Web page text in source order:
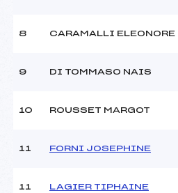
Ouvreurs B :
Neige :
8 CARAMALLI ELEONORE
9 DI TOMMASO NAIS
10 ROUSSET MARGOT
11 FORNI JOSEPHINE
11 LAGIER TIPHAINE